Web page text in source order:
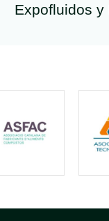
Expofluidos y